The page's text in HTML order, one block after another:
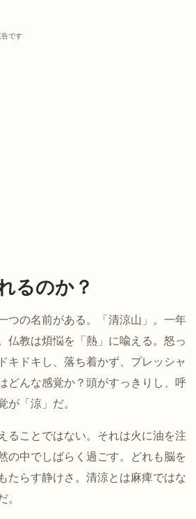
告です
るのか？
つの名前がある。「清涼山」。一年
仏教は煩悩を「熱」に喩える。怒っ
キドキし、落ち着かず、プレッシャ
どんな感覚か？頭がすっきりし、呼
が「涼」だ。
ることではない。それは火に油を注
の中でしばらく過ごす。どれも脳を
たらす静けさ。清涼とは麻痺ではな
。